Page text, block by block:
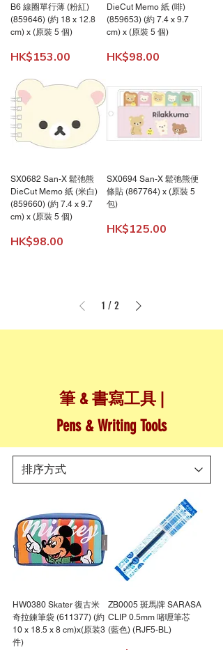
B6 線圈單行薄 (粉紅)
(859646) (約 18 x 12.8
cm) x (原裝 5 個)
價格
HK$153.00
DieCut Memo 紙 (啡)
(859653) (約 7.4 x 9.7
cm) x (原裝 5 個)
價格
HK$98.00
SX0682 San-X 鬆弛熊
DieCut Memo 紙 (米白)
(859660) (約 7.4 x 9.7
cm) x (原裝 5 個)
價格
HK$98.00
SX0694 San-X 鬆弛熊便
條貼 (867764) x (原裝 5
包)
價格
HK$125.00
1 / 2
筆 & 書寫工具 |
Pens & Writing Tools
HW0380 Skater 復古米
奇拉鍊筆袋 (611377) (約
10 x 18.5 x 8 cm)x(原装3
件)
ZB0005 斑馬牌 SARASA
CLIP 0.5mm 啫喱筆芯
(藍色) (RJF5-BL)